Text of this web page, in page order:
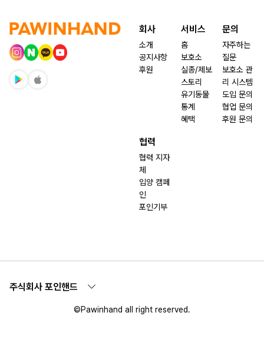
회사
소개
공지사항
후원
서비스
홈
보호소
실종/제보
스토리
유기동물
통계
혜택
문의
자주하는
질문
보호소 관
리 시스템
도입 문의
협업 문의
후원 문의
협력
협력 지자
체
입양 캠페
인
포인기부
주식회사 포인핸드
©Pawinhand all right reserved.